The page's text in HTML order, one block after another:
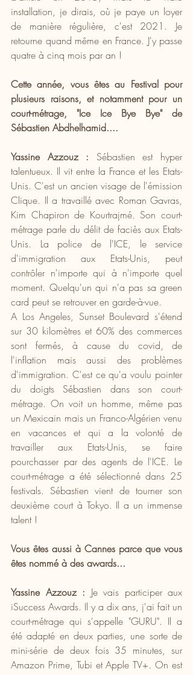
installation, je dirais, où je paye un loyer
de manière régulière, c'est 2021. Je
retourne quand même en France. J'y passe
quatre à cinq mois par an !
Cette année, vous êtes au Festival pour
plusieurs raisons, et notamment pour un
court-métrage, "Ice Ice Bye Bye" de
Sébastien Abdhelhamid....
Yassine Azzouz : Sébastien est hyper
talentueux. Il vit entre la France et les Etats-
Unis. C'est un ancien visage de l'émission
Clique. Il a travaillé avec Roman Gavras,
Kim Chapiron de Kourtrajmé. Son court-
métrage parle du délit de faciès aux Etats-
Unis. La police de l'ICE, le service
d'immigration aux Etats-Unis, peut
contrôler n'importe qui à n'importe quel
moment. Quelqu'un qui n'a pas sa green
card peut se retrouver en garde-à-vue.
A Los Angeles, Sunset Boulevard s'étend
sur 30 kilomètres et 60% des commerces
sont fermés, à cause du covid, de
l'inflation mais aussi des problèmes
d'immigration. C'est ce qu'a voulu pointer
du doigts Sébastien dans son court-
métrage. On voit un homme, même pas
un Mexicain mais un Franco-Algérien venu
en vacances et qui a la volonté de
travailler aux Etats-Unis, se faire
pourchasser par des agents de l'ICE. Le
court-métrage a été sélectionné dans 25
festivals. Sébastien vient de tourner son
deuxième court à Tokyo. Il a un immense
talent !
Vous êtes aussi à Cannes parce que vous
êtes nommé à des awards...
Yassine Azzouz : Je vais participer aux
iSuccess Awards. Il y a dix ans, j'ai fait un
court-métrage qui s'appelle "GURU". Il a
été adapté en deux parties, une sorte de
mini-série de deux fois 35 minutes, sur
Amazon Prime, Tubi et Apple TV+. On est